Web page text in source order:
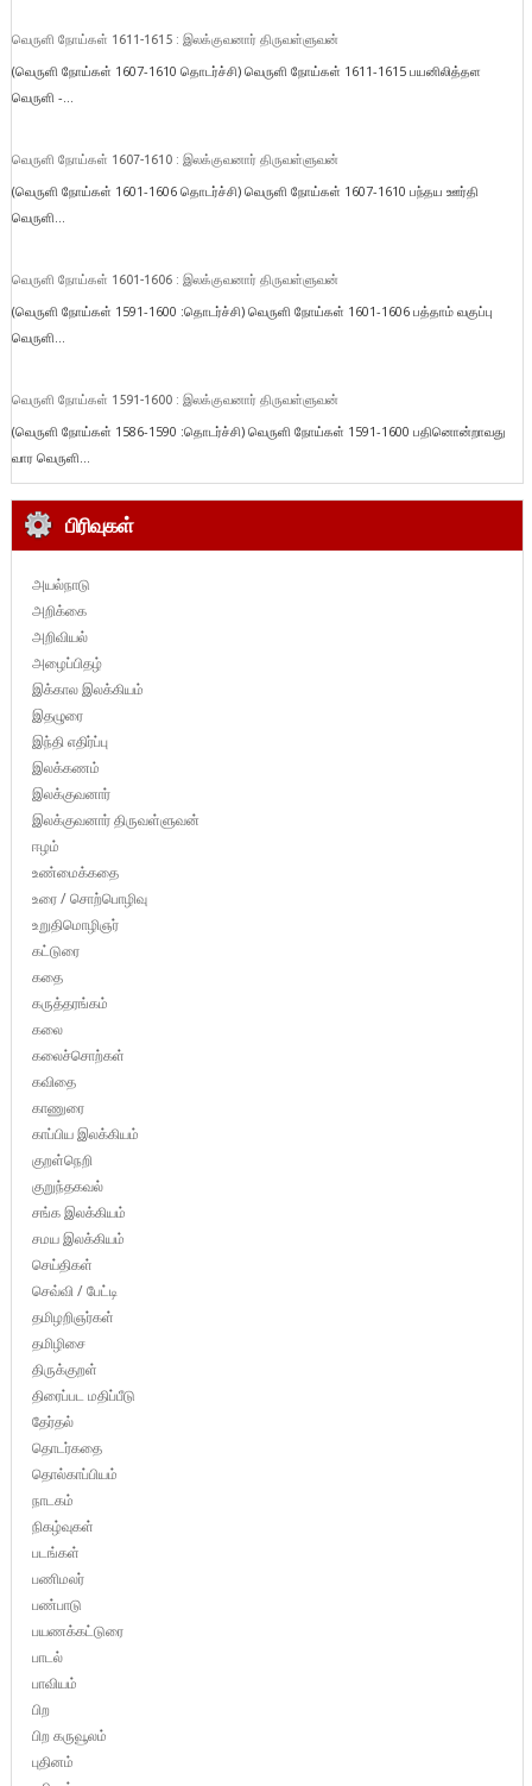
வெருளி நோய்கள் 1611-1615 : இலக்குவனார் திருவள்ளுவன்
(வெருளி நோய்கள் 1607-1610 தொடர்ச்சி) வெருளி நோய்கள் 1611-1615 பயனிலித்தள
வெருளி -...
வெருளி நோய்கள் 1607-1610 : இலக்குவனார் திருவள்ளுவன்
(வெருளி நோய்கள் 1601-1606 தொடர்ச்சி) வெருளி நோய்கள் 1607-1610 பந்தய ஊர்தி
வெருளி...
வெருளி நோய்கள் 1601-1606 : இலக்குவனார் திருவள்ளுவன்
(வெருளி நோய்கள் 1591-1600 :தொடர்ச்சி) வெருளி நோய்கள் 1601-1606 பத்தாம் வகுப்பு
வெருளி...
வெருளி நோய்கள் 1591-1600 : இலக்குவனார் திருவள்ளுவன்
(வெருளி நோய்கள் 1586-1590 :தொடர்ச்சி) வெருளி நோய்கள் 1591-1600 பதினொன்றாவது
வார வெருளி...
பிரிவுகள்
அயல்நாடு
அறிக்கை
அறிவியல்
அழைப்பிதழ்
இக்கால இலக்கியம்
இதழுரை
இந்தி எதிர்ப்பு
இலக்கணம்
இலக்குவனார்
இலக்குவனார் திருவள்ளுவன்
ஈழம்
உண்மைக்கதை
உரை / சொற்பொழிவு
உறுதிமொழிஞர்
கட்டுரை
கதை
கருத்தரங்கம்
கலை
கலைச்சொற்கள்
கவிதை
காணுரை
காப்பிய இலக்கியம்
குறள்நெறி
குறுந்தகவல்
சங்க இலக்கியம்
சமய இலக்கியம்
செய்திகள்
செவ்வி / பேட்டி
தமிழறிஞர்கள்
தமிழிசை
திருக்குறள்
திரைப்பட மதிப்பீடு
தேர்தல்
தொடர்கதை
தொல்காப்பியம்
நாடகம்
நிகழ்வுகள்
படங்கள்
பணிமலர்
பண்பாடு
பயணக்கட்டுரை
பாடல்
பாவியம்
பிற
பிற கருவூலம்
புதினம்